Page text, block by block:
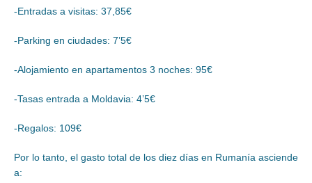
-Entradas a visitas: 37,85€
-Parking en ciudades: 7’5€
-Alojamiento en apartamentos 3 noches: 95€
-Tasas entrada a Moldavia: 4’5€
-Regalos: 109€
Por lo tanto, el gasto total de los diez días en Rumanía asciende
a: